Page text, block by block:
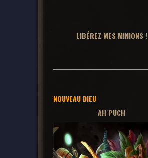
LIBÉREZ MES MINIONS !
NOUVEAU DIEU
AH PUCH